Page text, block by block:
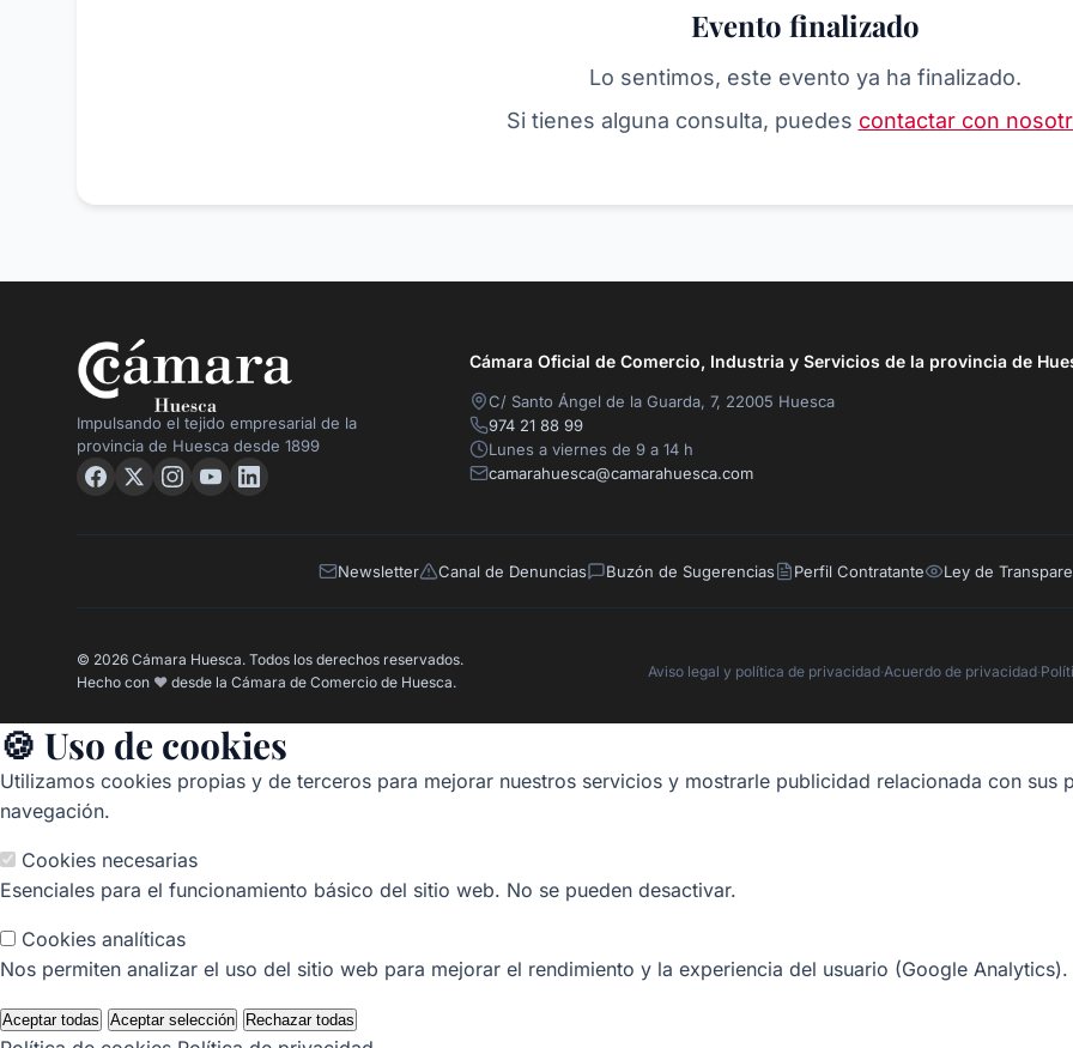
Evento finalizado
Lo sentimos, este evento ya ha finalizado.
Si tienes alguna consulta, puedes contactar con
Impulsando el tejido empresarial de la
provincia de Huesca desde 1899
Cámara Oficial de Comercio, Industria y Servicios de la provincia de
C/ Santo Ángel de la Guarda, 7, 22005 Huesca
974 21 88 99
Lunes a viernes de 9 a 14 h
camarahuesca@camarahuesca.com
Newsletter Canal de Denuncias Buzón de Sugerencias Perfil Contratante Ley de
© 2026 Cámara Huesca. Todos los derechos reservados.
Hecho con ❤️ desde la Cámara de Comercio de Huesca.
Aviso legal y política de privacidad·Acuerdo de privacidad·
🍪 Uso de cookies
Utilizamos cookies propias y de terceros para mejorar nuestros servicios y mostrarle publicidad relacionada con sus
navegación.
Cookies necesarias
Esenciales para el funcionamiento básico del sitio web. No se pueden desactivar.
Cookies analíticas
Nos permiten analizar el uso del sitio web para mejorar el rendimiento y la experiencia del usuario (Google Analytics).
Aceptar todas Aceptar selección Rechazar todas